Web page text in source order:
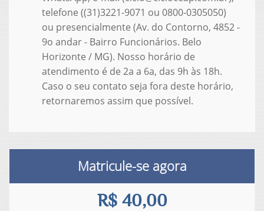
telefone ((31)3221-9071 ou 0800-0305050)
ou presencialmente (Av. do Contorno, 4852 -
9o andar - Bairro Funcionários. Belo
Horizonte / MG). Nosso horário de
atendimento é de 2a a 6a, das 9h às 18h.
Caso o seu contato seja fora deste horário,
retornaremos assim que possível.
Matricule-se agora
R$ 40,00